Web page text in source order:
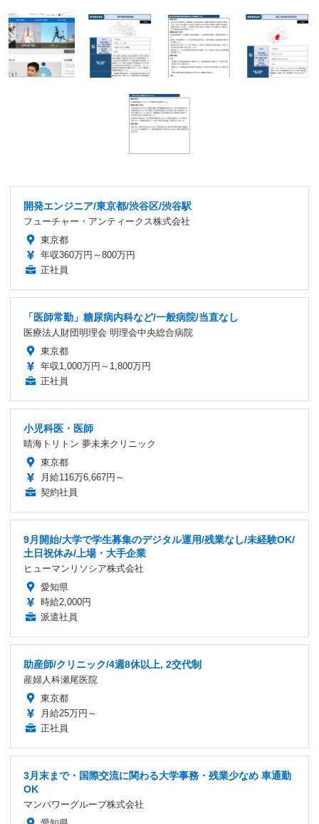
開発エンジニア/東京都/渋谷区/渋谷駅
フューチャー・アンティークス株式会社
東京都
年収360万円～800万円
正社員
「医師常勤」糖尿病内科など/一般病院/当直なし
医療法人財団明理会 明理会中央総合病院
東京都
年収1,000万円～1,800万円
正社員
小児科医・医師
晴海トリトン 夢未来クリニック
東京都
月給116万6,667円～
契約社員
9月開始/大学で学生募集のデジタル運用/残業なし/未経験OK/
土日祝休み/上場・大手企業
ヒューマンリソシア株式会社
愛知県
時給2,000円
派遣社員
助産師/クリニック/4週8休以上, 2交代制
産婦人科瀬尾医院
東京都
月給25万円～
正社員
3月末まで・国際交流に関わる大学事務・残業少なめ 車通勤
OK
マンパワーグループ株式会社